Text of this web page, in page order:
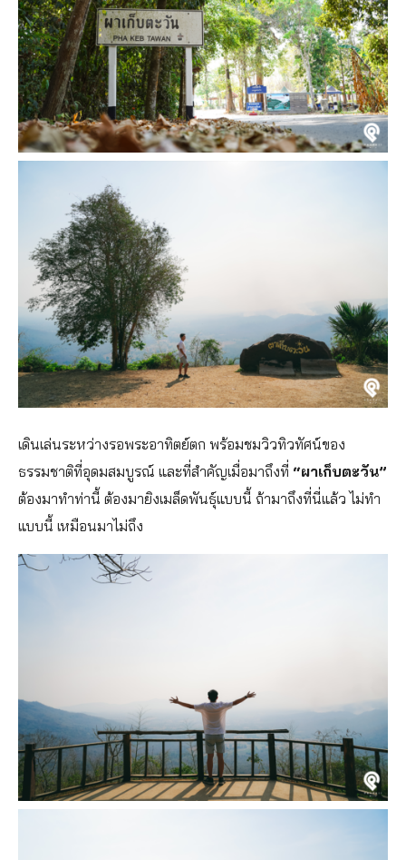
เดินเล่นระหว่างรอพระอาทิตย์ตก พร้อมชมวิวทิวทัศน์ของ
ธรรมชาติที่อุดมสมบูรณ์ และที่สำคัญเมื่อมาถึงที่ “ผาเก็บตะวัน”
ต้องมาทำท่านี้ ต้องมายิงเมล็ดพันธุ์แบบนี้ ถ้ามาถึงที่นี่แล้ว ไม่ทำ
แบบนี้ เหมือนมาไม่ถึง